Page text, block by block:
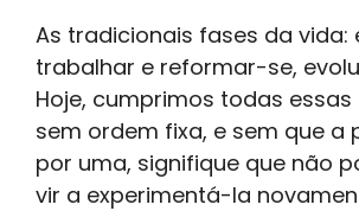
As tradicionais fases da vida:
trabalhar e reformar-se,
Hoje, cumprimos todas essas
sem ordem fixa, e sem que a
por uma, signifique que não
vir a experimentá-la